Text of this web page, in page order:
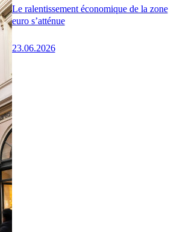
Le ralentissement économique de la zone
euro s’atténue
23.06.2026